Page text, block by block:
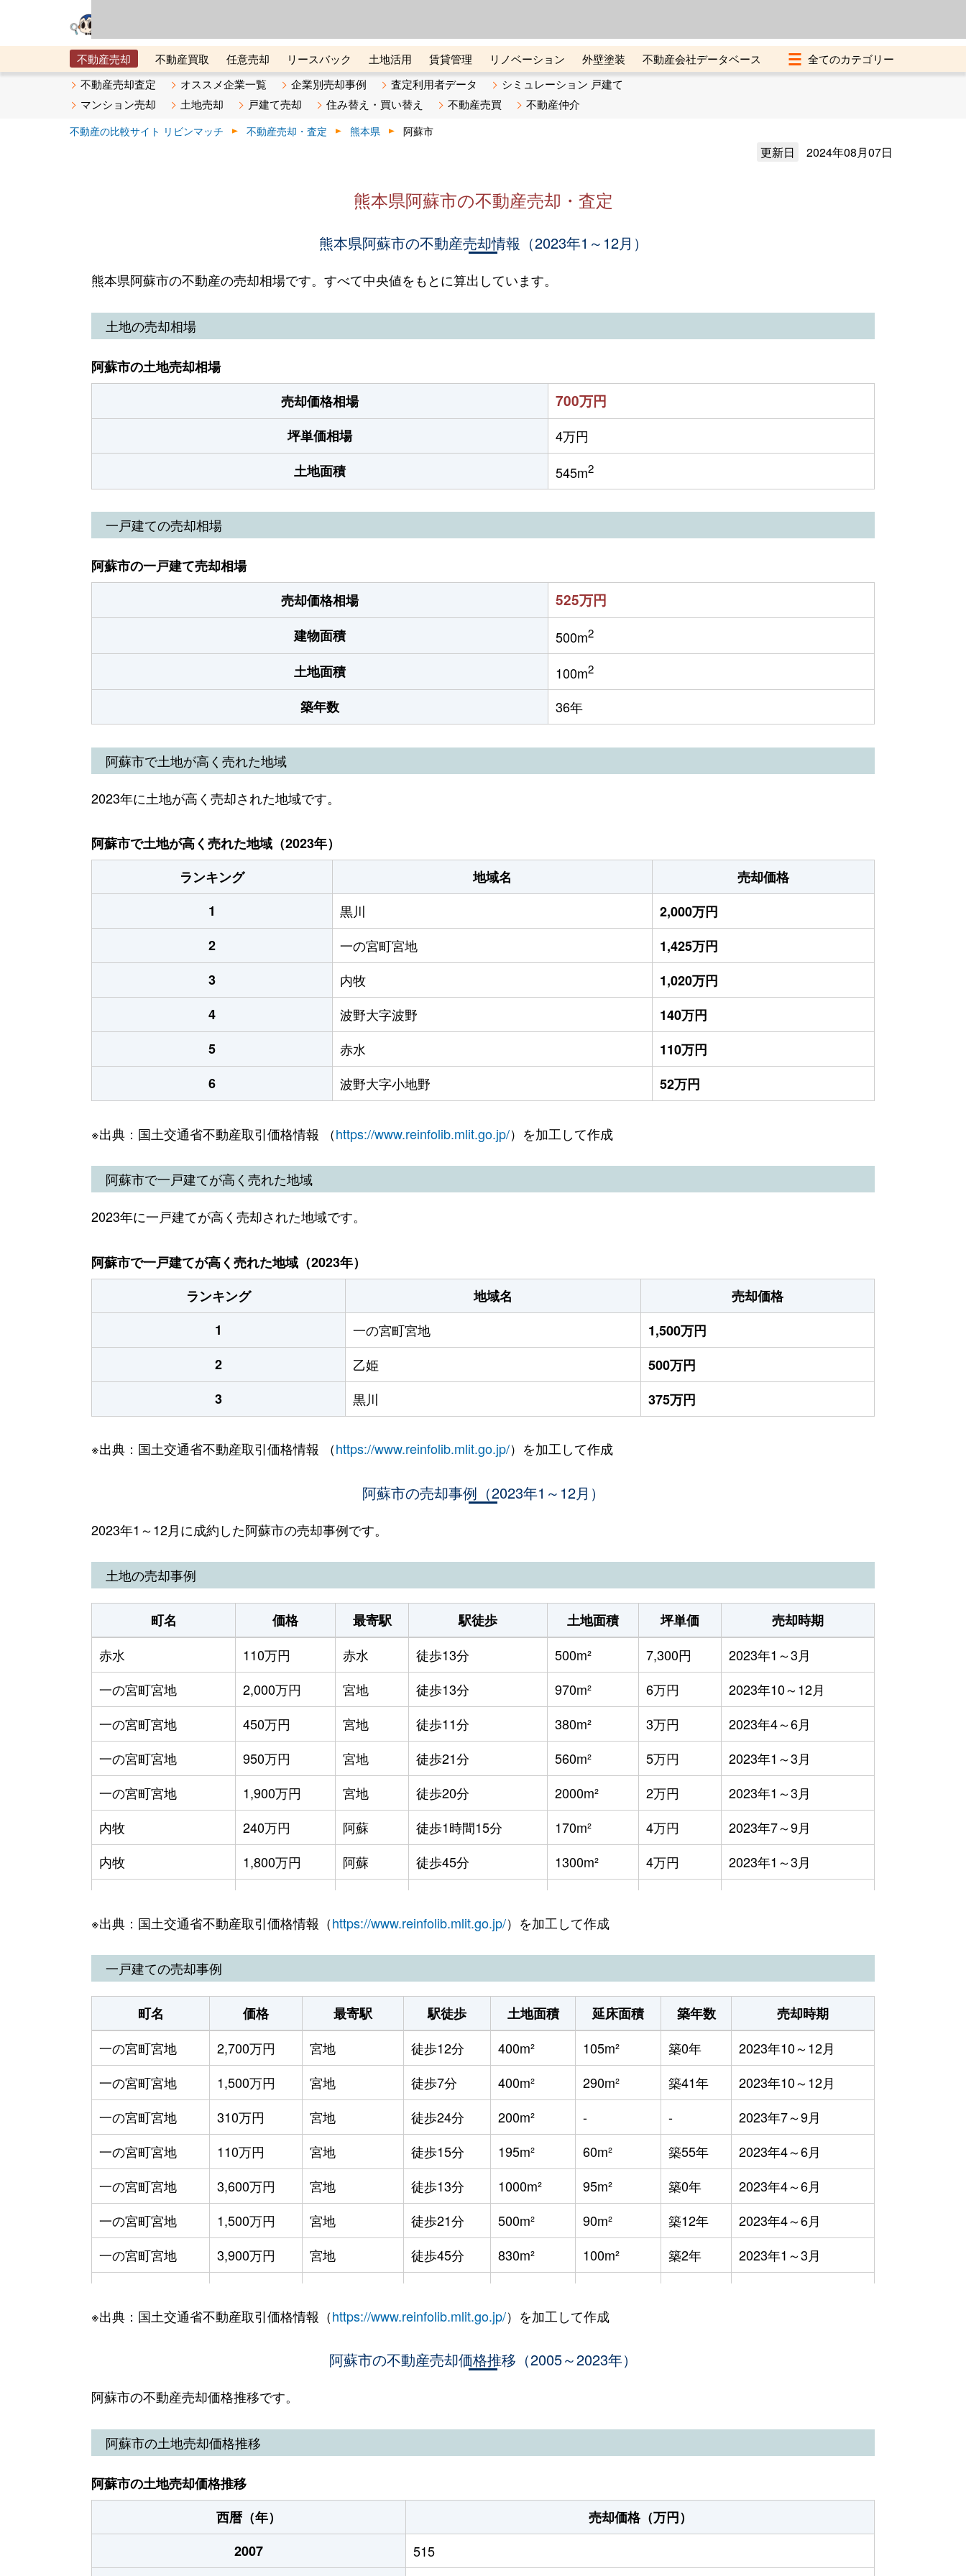
不動産売却 不動産買取 任意売却 リースバック 土地活用 賃貸管理 リノベーション 外壁塗装
不動産会社データベース
メタ住宅展示場
ベスト不動産カンパニー オンライン講座 リビンマガジンBiz 不動産売却ご相談デスク
不動産売却査定 オススメ企業一覧 企業別売却事例 査定利用者データ
シミュレーション 戸建て
マンション売却
土地売却 戸建て売却 住み替え・買い替え 不動産売買 不動産仲介
不動産の比較サイト リビンマッチ 不動産売却・査定 熊本県 阿蘇市
更新日 2024年08月07日
熊本県阿蘇市の不動産売却・査定
熊本県阿蘇市の不動産売却情報（2023年1～12月）
熊本県阿蘇市の不動産の売却相場です。すべて中央値をもとに算出しています。
土地の売却相場
阿蘇市の土地売却相場
売却価格相場
700万円
坪単価相場
4万円
土地面積
545m2
一戸建ての売却相場
阿蘇市の一戸建て売却相場
売却価格相場
525万円
建物面積 500m2
土地面積 100m2
築年数 36年
阿蘇市で土地が高く売れた地域
2023年に土地が高く売却された地域です。
阿蘇市で土地が高く売れた地域（2023年）
ランキング
地域名
売却価格
1
黒川
2,000万円
2
一の宮町宮地
1,425万円
3
内牧
1,020万円
4
波野大字波野
140万円
5
赤水
110万円
6
波野大字小地野 52万円
※出典：国土交通省不動産取引価格情報 （https://www.reinfolib.mlit.go.jp/）を加工して作成
阿蘇市で一戸建てが高く売れた地域
2023年に一戸建てが高く売却された地域です。
阿蘇市で一戸建てが高く売れた地域（2023年）
ランキング
地域名
売却価格
1
一の宮町宮地
1,500万円
2
乙姫
500万円
3
黒川 375万円
※出典：国土交通省不動産取引価格情報 （https://www.reinfolib.mlit.go.jp/）を加工して作成
阿蘇市の売却事例（2023年1～12月）
2023年1～12月に成約した阿蘇市の売却事例です。
土地の売却事例
町名 価格 最寄駅 駅徒歩 土地面積 坪単価
売却時期
赤水
110万円 赤水 徒歩13分 500m² 7,300円
2023年1～3月
一の宮町宮地
2,000万円 宮地 徒歩13分 970m² 6万円
2023年10～12月
一の宮町宮地
450万円 宮地 徒歩11分 380m² 3万円
2023年4～6月
一の宮町宮地
950万円 宮地 徒歩21分 560m² 5万円
2023年1～3月
一の宮町宮地
1,900万円 宮地 徒歩20分 2000m² 2万円
2023年1～3月
内牧
240万円 阿蘇 徒歩1時間15分 170m² 4万円
2023年7～9月
内牧
1,800万円 阿蘇 徒歩45分 1300m² 4万円
2023年1～3月
波野大字小地野
52万円 波野 徒歩45分 125m²
波野大字波野
※出典：国土交通省不動産取引価格情報（https://www.reinfolib.mlit.go.jp/）を加工して作成
一戸建ての売却事例
町名 価格 最寄駅 駅徒歩 土地面積 延床面積 築年数
売却時期
一の宮町宮地
2,700万円 宮地 徒歩12分 400m² 105m² 築0年
2023年10～12月
一の宮町宮地
1,500万円 宮地 徒歩7分 400m² 290m² 築41年
2023年10～12月
一の宮町宮地
310万円 宮地 徒歩24分 200m² - -
2023年7～9月
一の宮町宮地
110万円 宮地 徒歩15分 195m² 60m² 築55年
2023年4～6月
一の宮町宮地
3,600万円 宮地 徒歩13分 1000m² 95m² 築0年
2023年4～6月
一の宮町宮地
1,500万円 宮地 徒歩21分 500m² 90m² 築12年
2023年4～6月
一の宮町宮地
3,900万円 宮地 徒歩45分 830m² 100m² 築2年
2023年1～3月
乙姫
500万円 内牧 徒歩26分 1600m² 250m²
内牧 徒歩8分 500m² 110m²
黒川
350万円
黒川
400万円 いこいの村 徒歩10分 820m² 470m² 築53年 2023年4～6月
※出典：国土交通省不動産取引価格情報（https://www.reinfolib.mlit.go.jp/）を加工して作成
阿蘇市の不動産売却価格推移（2005～2023年）
阿蘇市の不動産売却価格推移です。
阿蘇市の土地売却価格推移
阿蘇市の土地売却価格推移
西暦（年）
売却価格（万円）
2007
515